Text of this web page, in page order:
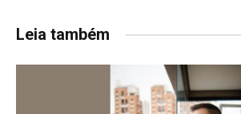
Leia também